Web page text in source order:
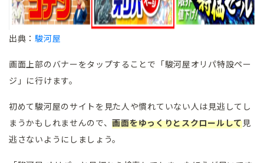
出典：駿河屋
画面上部のバナーをタップすることで「駿河屋オリパ特設ペー
ジ」に行けます。
初めて駿河屋のサイトを見た人や慣れていない人は見逃してし
まうかもしれませんので、画面をゆっくりとスクロールして見
逃さないようにしましょう。